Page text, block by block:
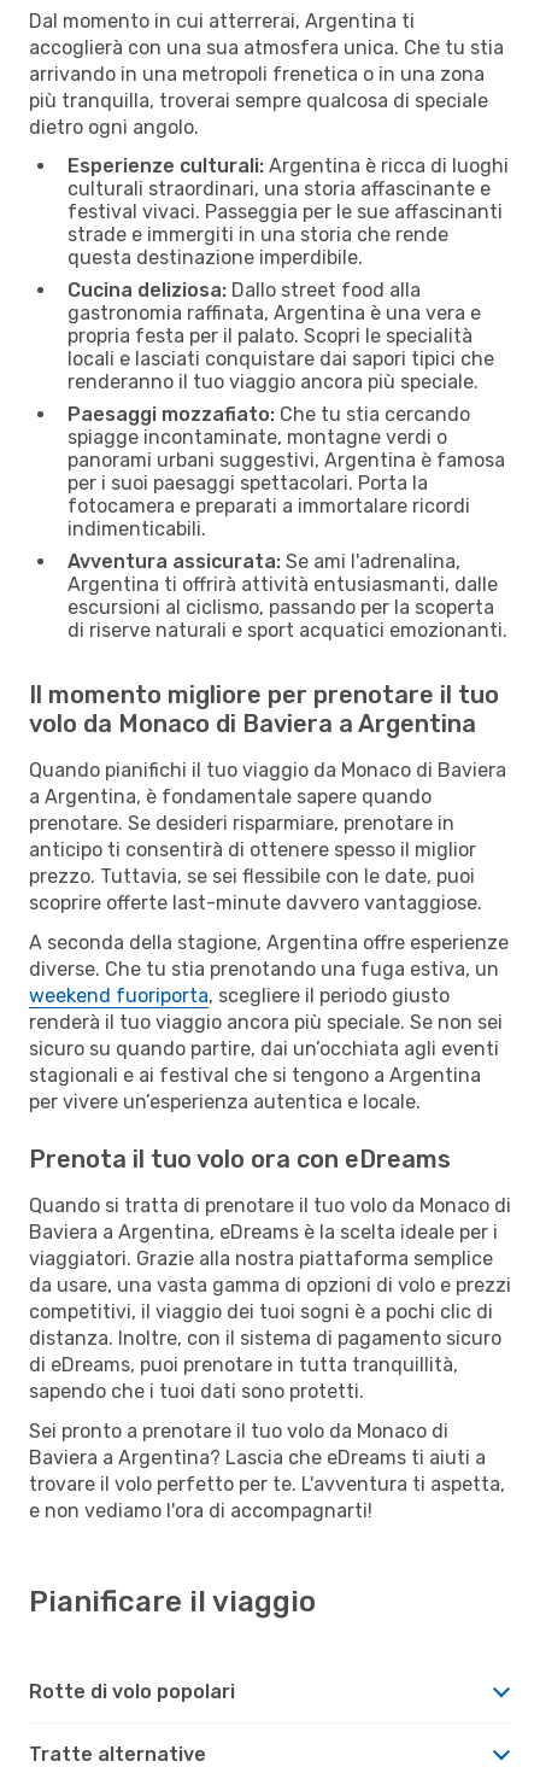
Dal momento in cui atterrerai, Argentina ti
accoglierà con una sua atmosfera unica. Che tu stia
arrivando in una metropoli frenetica o in una zona
più tranquilla, troverai sempre qualcosa di speciale
dietro ogni angolo.
Esperienze culturali: Argentina è ricca di luoghi
culturali straordinari, una storia affascinante e
festival vivaci. Passeggia per le sue affascinanti
strade e immergiti in una storia che rende
questa destinazione imperdibile.
Cucina deliziosa: Dallo street food alla
gastronomia raffinata, Argentina è una vera e
propria festa per il palato. Scopri le specialità
locali e lasciati conquistare dai sapori tipici che
renderanno il tuo viaggio ancora più speciale.
Paesaggi mozzafiato: Che tu stia cercando
spiagge incontaminate, montagne verdi o
panorami urbani suggestivi, Argentina è famosa
per i suoi paesaggi spettacolari. Porta la
fotocamera e preparati a immortalare ricordi
indimenticabili.
Avventura assicurata: Se ami l'adrenalina,
Argentina ti offrirà attività entusiasmanti, dalle
escursioni al ciclismo, passando per la scoperta
di riserve naturali e sport acquatici emozionanti.
Il momento migliore per prenotare il tuo
volo da Monaco di Baviera a Argentina
Quando pianifichi il tuo viaggio da Monaco di Baviera
a Argentina, è fondamentale sapere quando
prenotare. Se desideri risparmiare, prenotare in
anticipo ti consentirà di ottenere spesso il miglior
prezzo. Tuttavia, se sei flessibile con le date, puoi
scoprire offerte last-minute davvero vantaggiose.
A seconda della stagione, Argentina offre esperienze
diverse. Che tu stia prenotando una fuga estiva, un
weekend fuoriporta, scegliere il periodo giusto
renderà il tuo viaggio ancora più speciale. Se non sei
sicuro su quando partire, dai un’occhiata agli eventi
stagionali e ai festival che si tengono a Argentina
per vivere un’esperienza autentica e locale.
Prenota il tuo volo ora con eDreams
Quando si tratta di prenotare il tuo volo da Monaco di
Baviera a Argentina, eDreams è la scelta ideale per i
viaggiatori. Grazie alla nostra piattaforma semplice
da usare, una vasta gamma di opzioni di volo e prezzi
competitivi, il viaggio dei tuoi sogni è a pochi clic di
distanza. Inoltre, con il sistema di pagamento sicuro
di eDreams, puoi prenotare in tutta tranquillità,
sapendo che i tuoi dati sono protetti.
Sei pronto a prenotare il tuo volo da Monaco di
Baviera a Argentina? Lascia che eDreams ti aiuti a
trovare il volo perfetto per te. L'avventura ti aspetta,
e non vediamo l'ora di accompagnarti!
Pianificare il viaggio
Rotte di volo popolari
Tratte alternative